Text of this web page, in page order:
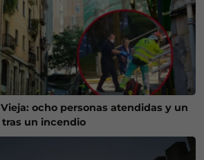
ocho personas atendidas y un
un incendio